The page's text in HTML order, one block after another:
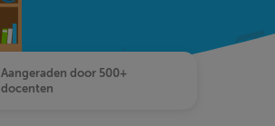
Aangeraden door 500+
docenten